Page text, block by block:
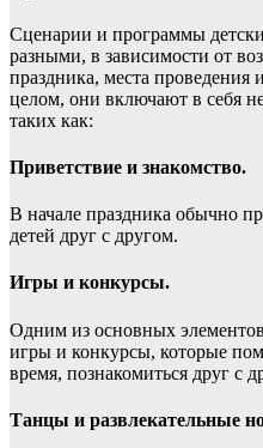
Сценарии и программы
разными, в зависимости от
праздника, места проведения
целом, они включают в себя
таких как:
Приветствие и знакомство.
В начале праздника обычно
детей друг с другом.
Игры и конкурсы.
Одним из основных
игры и конкурсы, которые
время, познакомиться друг с
Танцы и развлекательные